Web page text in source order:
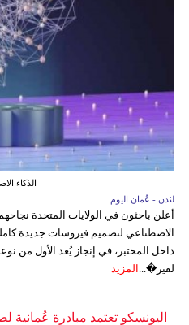
الذكاء
لندن - عُمان اليوم
أعلن باحثون في الولايات المتحدة
الاصطناعي لتصميم فيروسات جديدة
داخل المختبر، في إنجاز يُعد الأول من
لفير�...
المزيد
اليونسكو تعتمد مبادرة